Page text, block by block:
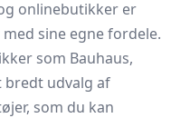
onlinebutikker er
sine egne fordele.
som Bauhaus,
bredt udvalg af
som du kan